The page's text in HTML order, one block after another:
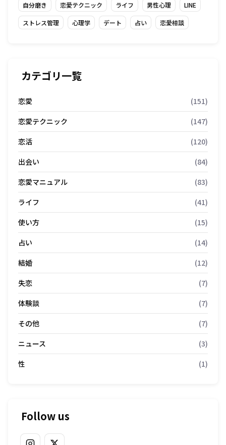
自分磨き 恋愛テクニック ライフ 男性心理 LINE
ストレス管理 心理学 デート 占い 恋愛相談
カテゴリ一覧
恋愛
(151)
恋愛テクニック
(147)
恋活
(120)
出会い
(84)
恋愛マニュアル
(83)
ライフ
(41)
使い方
(15)
占い
(14)
結婚
(12)
失恋
(7)
体験談
(7)
その他
(7)
ニュース
(3)
性
(1)
Follow us